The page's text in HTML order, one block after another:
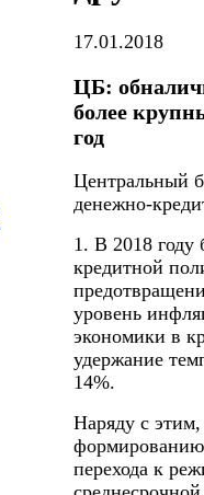
17.01.2018
ЦБ:
более
год
Центральный
денежно-
1. В 2018 году
кредитной
уровень
экономики в
удержание
14%.
Наряду с этим,
формированию
перехода к